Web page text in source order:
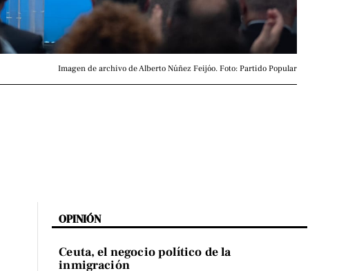
Imagen de archivo de Alberto Núñez Feijóo. Foto: Partido Popular
OPINIÓN
Ceuta, el negocio político de la
inmigración